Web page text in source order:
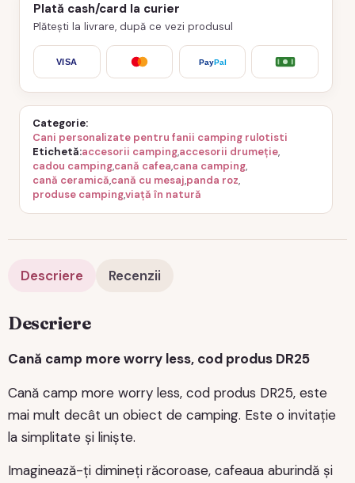
Plată cash/card la curier
Plătești la livrare, după ce vezi produsul
VISA PayPal
Categorie
Cani personalizate pentru fanii camping rulotisti
Etichetă accesorii camping,accesorii drumeție,
cadou camping,cană cafea,cana camping,
cană ceramică,cană cu mesaj,panda roz,
produse camping,viață în natură
Descriere Recenzii
Descriere
Cană camp more worry less, cod produs DR25
Cană camp more worry less, cod produs DR25, este
mai mult decât un obiect de camping. Este o invitație
la simplitate și liniște.
Imaginează-ți dimineți răcoroase, cafeaua aburindă și